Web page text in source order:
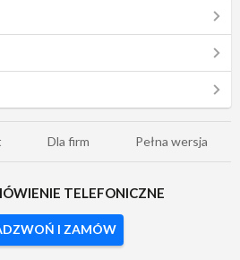
Dla firm Pełna wersja
TELEFONICZNE
I ZAMÓW